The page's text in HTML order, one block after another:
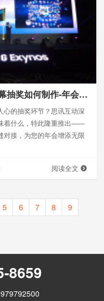
手把手教你年会上滚动屏幕抽奖如何制作-年会抽奖系统推荐
心的抽奖环节？思讯互动深
着什么，特此隆重推出——
对接，为您的年会增添无限
阅读全文
5 6 7 8
9
8659